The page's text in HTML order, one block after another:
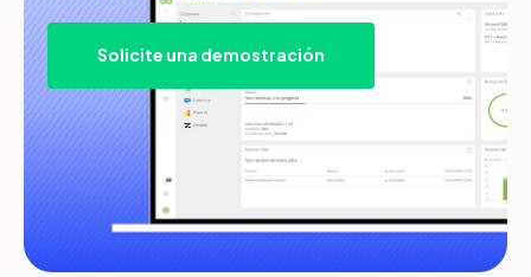
Solicite una demostración